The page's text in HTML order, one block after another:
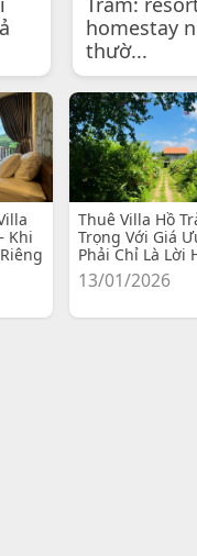
homestay
thườ...
Khi
Thuê Villa Hồ
Trọng Với Giá
Phải Chỉ Là Lời
13/01/2026